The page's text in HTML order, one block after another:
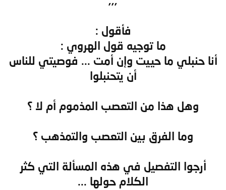
فأقول :
ما توجيه قول الهروي :
أنا حنبلي ما حييت وإن أمت ... فوصيتي للناس
أن يتحنبلوا
وهل هذا من التعصب المذموم أم لا ؟
وما الفرق بين التعصب والتمذهب ؟
أرجوا التفصيل في هذه المسألة التي كثر
الكلام حولها ...​